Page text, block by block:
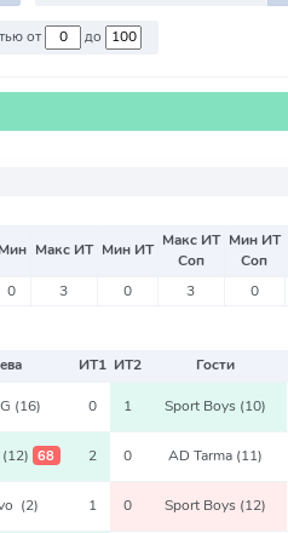
Против команд со стоимостью от до
Мин Макс ИТ Мин ИТ Макс ИТ
Соп
Мин ИТ
Соп
0 3 0 3 0
ИТ1 ИТ2 Гости
(16) 0 1 Sport Boys (10)
(12) 68 2 0 AD Tarma (11)
(2) 1 0 Sport Boys (12)